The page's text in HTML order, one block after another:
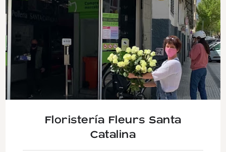
Floristería Fleurs Santa
Catalina